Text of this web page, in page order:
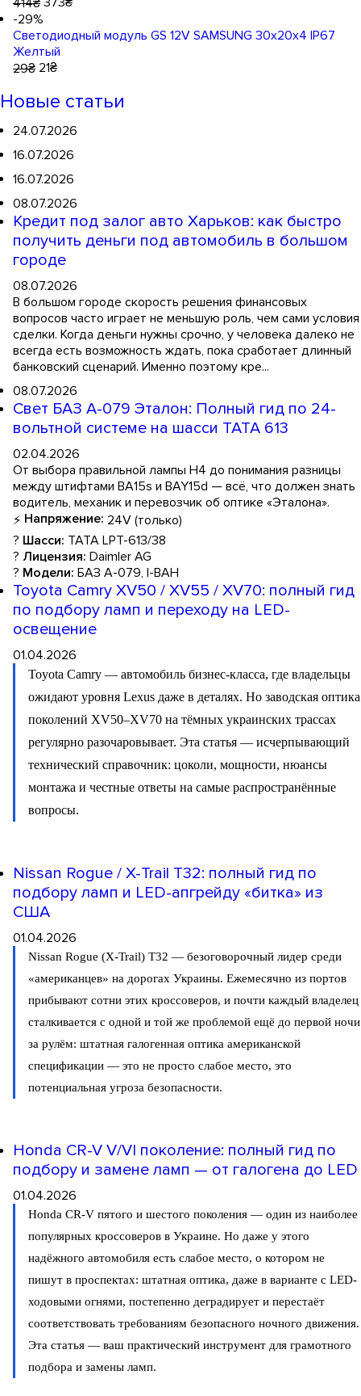
414₴
-29%
Светодиодный модуль GS 12V SAMSUNG 30x20x4 IP67
Желтый
29₴ 21₴
Новые статьи
24.07.2026
16.07.2026
16.07.2026
08.07.2026
Кредит под залог авто Харьков: как быстро
получить деньги под автомобиль в большом
городе
08.07.2026
В большом городе скорость решения финансовых
вопросов часто играет не меньшую роль, чем сами условия
сделки. Когда деньги нужны срочно, у человека далеко не
всегда есть возможность ждать, пока сработает длинный
банковский сценарий. Именно поэтому кре...
08.07.2026
Свет БАЗ А-079 Эталон: Полный гид по 24-
вольтной системе на шасси TATA 613
02.04.2026
От выбора правильной лампы H4 до понимания разницы
между штифтами BA15s и BAY15d — всё, что должен знать
водитель, механик и перевозчик об оптике «Эталона».
⚡ Напряжение: 24V (только)
? Шасси: TATA LPT-613/38
? Лицензия: Daimler AG
? Модели: БАЗ А-079, І-ВАН
Toyota Camry XV50 / XV55 / XV70: полный гид
по подбору ламп и переходу на LED-
освещение
01.04.2026
Toyota Camry — автомобиль бизнес-класса, где владельцы
ожидают уровня Lexus даже в деталях. Но заводская оптика
поколений XV50–XV70 на тёмных украинских трассах
регулярно разочаровывает. Эта статья — исчерпывающий
технический справочник: цоколи, мощности, нюансы
монтажа и честные ответы на самые распространённые
вопросы.
Nissan Rogue / X-Trail T32: полный гид по
подбору ламп и LED-апгрейду «битка» из
США
01.04.2026
Nissan Rogue (X-Trail) T32 — безоговорочный лидер среди
«американцев» на дорогах Украины. Ежемесячно из портов
прибывают сотни этих кроссоверов, и почти каждый владелец
сталкивается с одной и той же проблемой ещё до первой ночи
за рулём: штатная галогенная оптика американской
спецификации — это не просто слабое место, это
потенциальная угроза безопасности.
Honda CR-V V/VI поколение: полный гид по
подбору и замене ламп — от галогена до LED
01.04.2026
Honda CR-V пятого и шестого поколения — один из наиболее
популярных кроссоверов в Украине. Но даже у этого
надёжного автомобиля есть слабое место, о котором не
пишут в проспектах: штатная оптика, даже в варианте с LED-
ходовыми огнями, постепенно деградирует и перестаёт
соответствовать требованиям безопасного ночного движения.
Эта статья — ваш практический инструмент для грамотного
подбора и замены ламп.